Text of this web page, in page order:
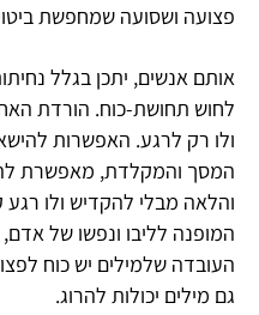
פצועה ושסועה שמחפשת
אותם אנשים, יתכן בגלל
לחוש תחושת-כוח. הורדת
ולו רק לרגע. האפשרות
המסך והמקלדת, מאפשרת
והלאה מבלי להקדיש ולו
המופנה לליבו ונפשו של
העובדה שלמילים יש כוח
גם מילים יכולות להרוג.